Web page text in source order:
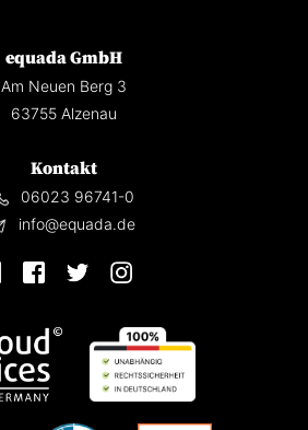
equada GmbH
Am Neuen Berg 3
63755 Alzenau
Kontakt
06023 96741-0
info@equada.de